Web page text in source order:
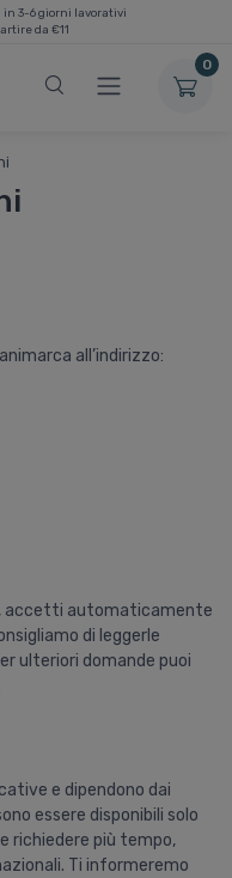
in 3-6 giorni lavorativi
da €11
0
all’indirizzo:
accetti automaticamente
di leggerle
ulteriori domande puoi
e dipendono dai
essere disponibili solo
richiedere più tempo,
Ti informeremo